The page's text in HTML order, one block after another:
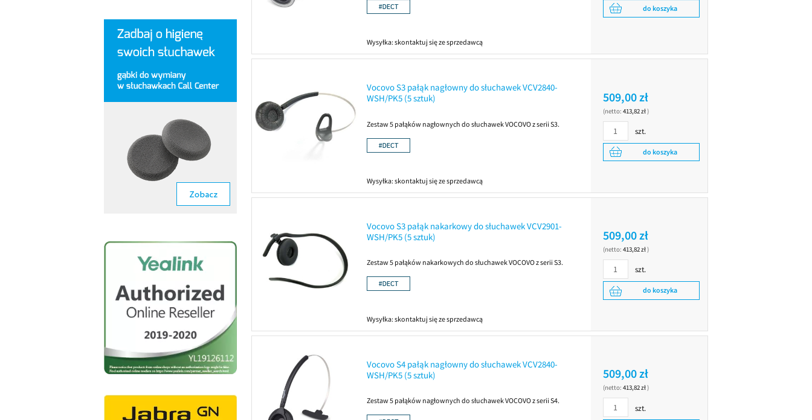
Wysyłka:skontaktuj się ze sprzedawcą
do koszyka
Vocovo S3 pałąk nagłowny do słuchawek VCV2840-
WSH/PK5 (5 sztuk)
Zestaw 5 pałąków nagłownych do słuchawek VOCOVO z serii S3.
Wysyłka:skontaktuj się ze sprzedawcą
509,00 zł
(netto: 413,82 zł)
szt.
do koszyka
Vocovo S3 pałąk nakarkowy do słuchawek VCV2901-
WSH/PK5 (5 sztuk)
Zestaw 5 pałąków nakarkowych do słuchawek VOCOVO z serii S3.
Wysyłka:skontaktuj się ze sprzedawcą
509,00 zł
(netto: 413,82 zł)
szt.
do koszyka
Vocovo S4 pałąk nagłowny do słuchawek VCV2840-
WSH/PK5 (5 sztuk)
Zestaw 5 pałąków nagłownych do słuchawek VOCOVO z serii S4.
509,00 zł
(netto: 413,82 zł)
szt.